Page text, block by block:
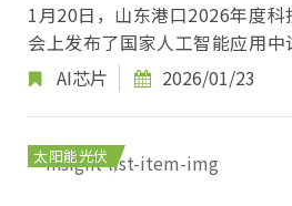
1月20日，山东港口2026年度科
会上发布了国家人工智能应用
AI芯片 2026/01/23
太阳能光伏